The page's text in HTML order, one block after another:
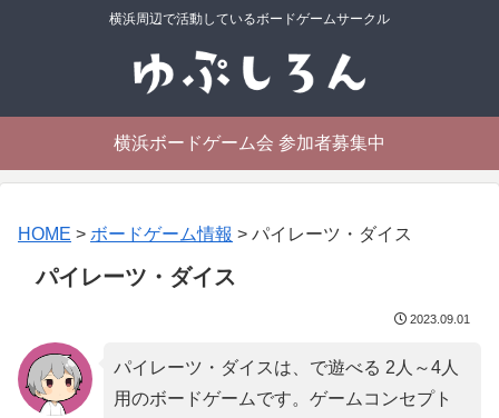
横浜周辺で活動しているボードゲームサークル
横浜ボードゲーム会 参加者募集中
HOME > ボードゲーム情報 > パイレーツ・ダイス
パイレーツ・ダイス
2023.09.01
パイレーツ・ダイスは、で遊べる 2人～4人
用のボードゲームです。ゲームコンセプト